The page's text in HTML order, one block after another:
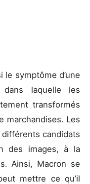
le symptôme d’une
dans laquelle les
transformés
marchandises. Les
candidats
des images, à la
Ainsi, Macron se
mettre ce qu’il